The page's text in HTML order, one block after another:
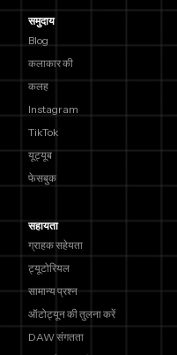
समुदाय
Blog
कलाकार की
कलह
Instagram
TikTok
यूट्यूब
फेसबुक
सहायता
ग्राहक सहेयता
ट्यूटोरियल
सामान्य प्रश्न
ऑटोट्यून की तुलना करें
DAW संगतता